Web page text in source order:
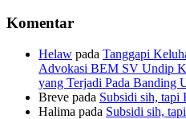
Komentar
Helaw pada Tanggapi
Advokasi BEM SV Undip
yang Terjadi Pada Banding
Breve pada Subsidi sih, tapi
Halima pada Subsidi sih,